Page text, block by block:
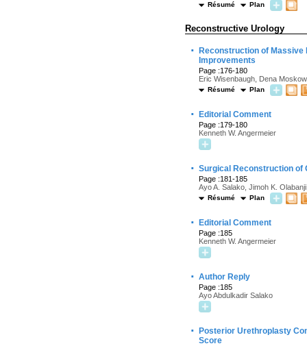
Résumé Plan
Reconstructive Urology
·
Reconstruction of Massive
Improvements
Page :176-180
Eric Wisenbaugh, Dena
Résumé Plan
· Editorial Comment
Page :179-180
Kenneth W. Angermeier
· Surgical Reconstruction of
Page :181-185
Ayo A. Salako, Jimoh K.
Résumé Plan
· Editorial Comment
Page :185
Kenneth W. Angermeier
· Author Reply
Page :185
Ayo Abdulkadir Salako
·
Posterior Urethroplasty
Score